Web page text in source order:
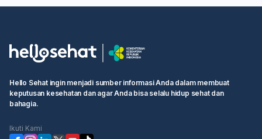
Hello Sehat ingin menjadi sumber informasi Anda dalam membuat
keputusan kesehatan dan agar Anda bisa selalu hidup sehat dan
bahagia.
Ikuti Kami